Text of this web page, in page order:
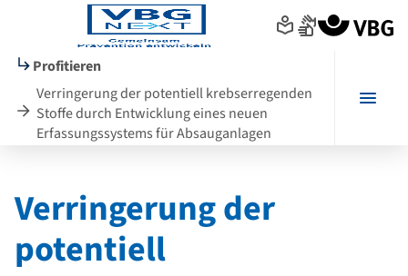
Navigation
im
Fußbereich
Profitieren
Verringerung der potentiell krebserregenden
Stoffe durch Entwicklung eines neuen
Erfassungssystems für Absauganlagen
Menü
Verringerung der
potentiell